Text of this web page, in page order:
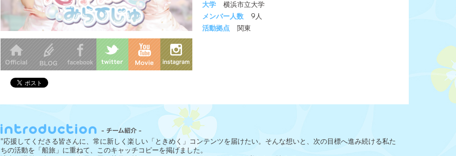
大学
横浜市立大学
メンバー人数
9人
活動拠点
関東
"応援してくださる皆さんに、常に新しく楽しい「ときめく」コンテンツを届けたい。そんな想いと、次の目標へ進み続ける私た
ちの活動を「船旅」に重ねて、このキャッチコピーを掲げました。